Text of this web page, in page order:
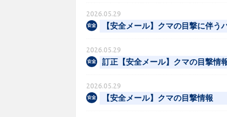
2026.05.29
【安全メール】クマの目撃に伴う
2026.05.29
訂正【安全メール】クマの目撃情
2026.05.29
【安全メール】クマの目撃情報